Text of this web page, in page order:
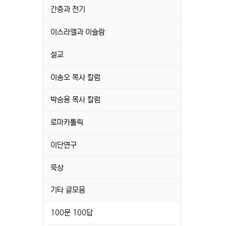
간증과 전기
이스라엘과 이슬람
설교
이송오 목사 칼럼
박승용 목사 칼럼
로마카톨릭
이단연구
묵상
기타 글모음
100문 100답